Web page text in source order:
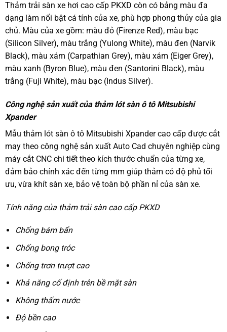
Thảm trải sàn xe hơi cao cấp PKXD còn có bảng màu đa
dạng làm nổi bật cá tính của xe, phù hợp phong thủy của gia
chủ. Màu của xe gồm: màu đỏ (Firenze Red), màu bạc
(Silicon Silver), màu trắng (Yulong White), màu đen (Narvik
Black), màu xám (Carpathian Grey), màu xám (Eiger Grey),
màu xanh (Byron Blue), màu đen (Santorini Black), màu
trắng (Fuji White), màu bạc (Indus Silver).
Công nghệ sản xuất của thảm lót sàn ô tô Mitsubishi
Xpander
Mẫu thảm lót sàn ô tô Mitsubishi Xpander cao cấp được cắt
may theo công nghệ sản xuất Auto Cad chuyên nghiệp cùng
máy cắt CNC chi tiết theo kích thước chuẩn của từng xe,
đảm bảo chính xác đến từng mm giúp thảm có độ phủ tối
ưu, vừa khít sàn xe, bảo vệ toàn bộ phần nỉ của sàn xe.
Tính năng của thảm trải sàn cao cấp PKXD
Chống bám bẩn
Chống bong tróc
Chống trơn trượt cao
Khả năng cố định trên bề mặt sàn
Không thấm nước
Độ bền cao